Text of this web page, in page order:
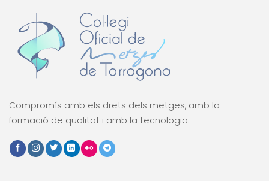
Compromís amb els drets dels metges, amb la
formació de qualitat i amb la tecnologia.